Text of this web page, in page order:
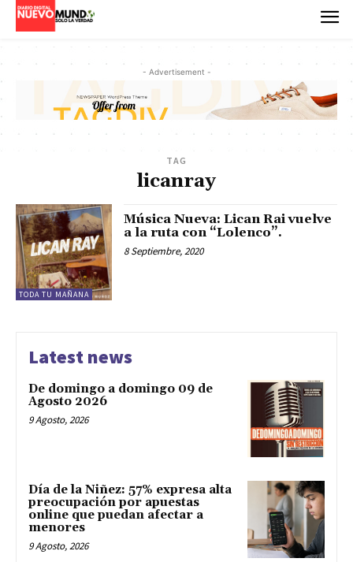
- Advertisement -
TAG
licanray
TODA TU MAÑANA
Música Nueva: Lican Rai vuelve
a la ruta con “Lolenco”.
8 Septiembre, 2020
Latest news
De domingo a domingo 09 de
Agosto 2026
9 Agosto, 2026
Día de la Niñez: 57% expresa alta
preocupación por apuestas
online que puedan afectar a
menores
9 Agosto, 2026